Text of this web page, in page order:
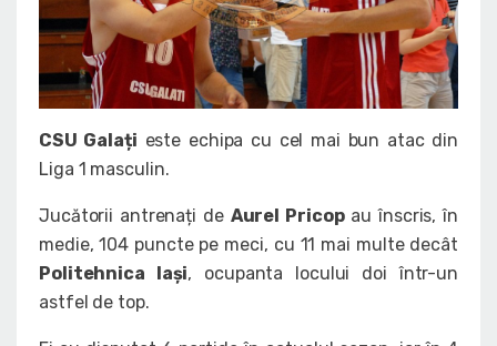
CSU Galați este echipa cu cel mai bun atac din
Liga 1 masculin.
Jucătorii antrenați de Aurel Pricopau înscris, în
medie, 104 puncte pe meci, cu 11 mai multe decât
Politehnica Iași, ocupanta locului doi într-un
astfel de top.